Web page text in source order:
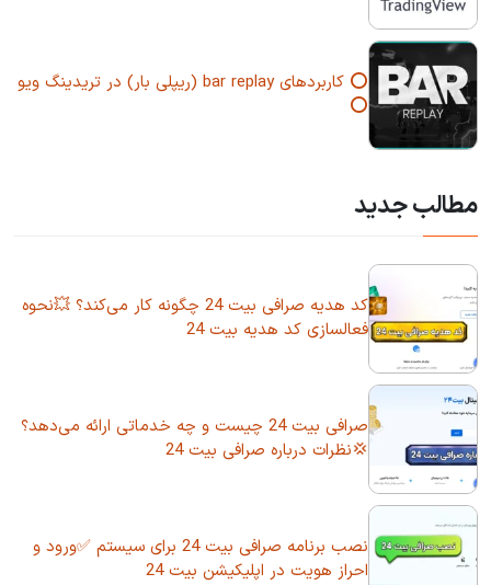
⭕ کاربردهای bar replay (ریپلی بار) در تریدینگ ویو
⭕
مطالب جدید
کد هدیه صرافی بیت 24 چگونه کار می‌کند؟ 💥نحوه
فعالسازی کد هدیه بیت 24
صرافی بیت 24 چیست و چه خدماتی ارائه می‌دهد؟
💢نظرات درباره صرافی بیت 24
نصب برنامه صرافی بیت 24 برای سیستم ✅ورود و
احراز هویت در اپلیکیشن بیت 24